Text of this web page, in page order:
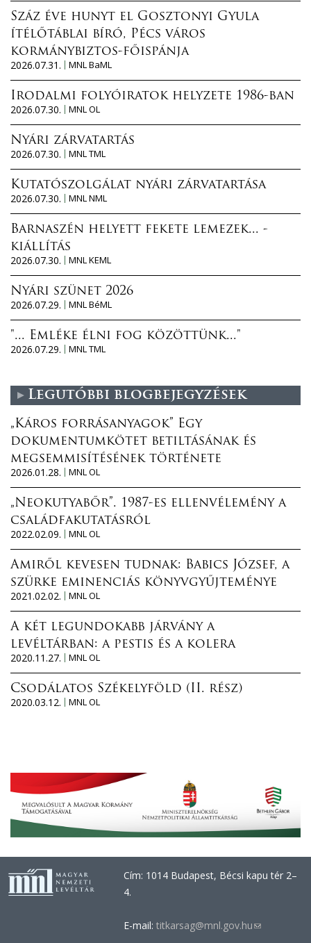
Száz éve hunyt el Gosztonyi Gyula
ítélőtáblai bíró, Pécs város
kormánybiztos-főispánja
2026.07.31.
MNL BaML
Irodalmi folyóiratok helyzete 1986-ban
2026.07.30.
MNL OL
Nyári zárvatartás
2026.07.30.
MNL TML
Kutatószolgálat nyári zárvatartása
2026.07.30.
MNL NML
Barnaszén helyett fekete lemezek... -
kiállítás
2026.07.30.
MNL KEML
Nyári szünet 2026
2026.07.29.
MNL BéML
"... Emléke élni fog közöttünk..."
2026.07.29.
MNL TML
Legutóbbi blogbejegyzések
„Káros forrásanyagok” Egy
dokumentumkötet betiltásának és
megsemmisítésének története
2026.01.28.
MNL OL
„Neokutyabőr”. 1987-es ellenvélemény a
családfakutatásról
2022.02.09.
MNL OL
Amiről kevesen tudnak: Babics József, a
szürke eminenciás könyvgyűjteménye
2021.02.02.
MNL OL
A két legundokabb járvány a
levéltárban: a pestis és a kolera
2020.11.27.
MNL OL
Csodálatos Székelyföld (II. rész)
2020.03.12.
MNL OL
Cím: 1014 Budapest, Bécsi kapu tér 2–
4.
E-mail: titkarsag@mnl.gov.hu(link